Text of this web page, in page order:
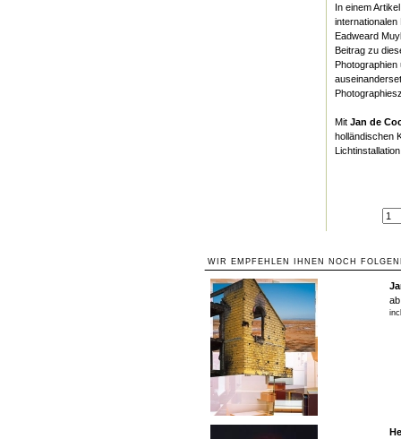
In einem
Eadweard
Beitrag zu
Photographien
Mit Jan de
holländischen
WIR EMPFEHLEN IHNEN NOCH